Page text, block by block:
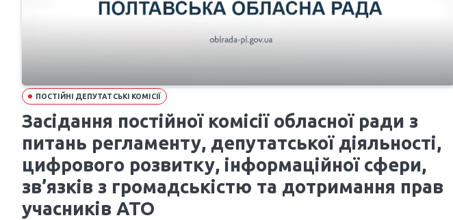
ПОСТІЙНІ ДЕПУТАТСЬКІ КОМІСІЇ
Засідання постійної комісії обласної ради з
питань регламенту, депутатської діяльності,
цифрового розвитку, інформаційної сфери,
зв’язків з громадськістю та дотримання прав
учасників АТО